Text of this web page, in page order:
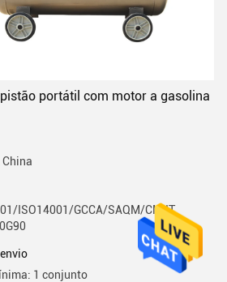
portátil com motor a gasolina
China
ISO14001/GCCA/SAQM/CMIIT
1 conjunto